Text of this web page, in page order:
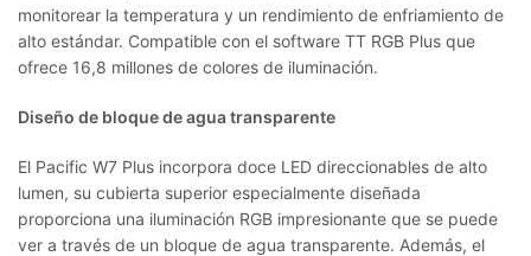
monitorear la temperatura y un rendimiento de enfriamiento de
alto estándar. Compatible con el software TT RGB Plus que
ofrece 16,8 millones de colores de iluminación.
Diseño de bloque de agua transparente
El Pacific W7 Plus incorpora doce LED direccionables de alto
lumen, su cubierta superior especialmente diseñada
proporciona una iluminación RGB impresionante que se puede
ver a través de un bloque de agua transparente. Además, el